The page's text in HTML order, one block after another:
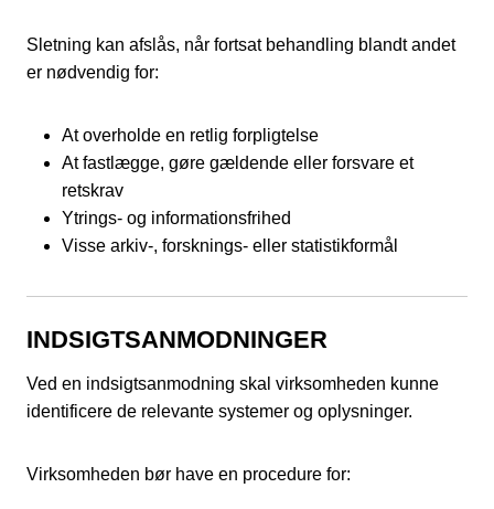
Sletning kan afslås, når fortsat behandling blandt andet
er nødvendig for:
At overholde en retlig forpligtelse
At fastlægge, gøre gældende eller forsvare et
retskrav
Ytrings- og informationsfrihed
Visse arkiv-, forsknings- eller statistikformål
INDSIGTSANMODNINGER
Ved en indsigtsanmodning skal virksomheden kunne
identificere de relevante systemer og oplysninger.
Virksomheden bør have en procedure for: